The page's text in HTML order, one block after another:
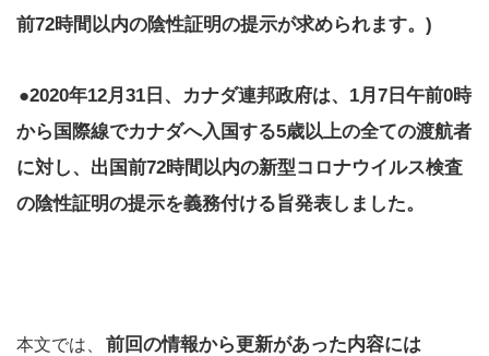
前72時間以内の陰性証明の提示が求められます。)
●2020年12月31日、カナダ連邦政府は、1月7日午前0時
から国際線でカナダへ入国する5歳以上の全ての渡航者
に対し、出国前72時間以内の新型コロナウイルス検査
の陰性証明の提示を義務付ける旨発表しました。
本文では、
前回の情報から更新があった内容には